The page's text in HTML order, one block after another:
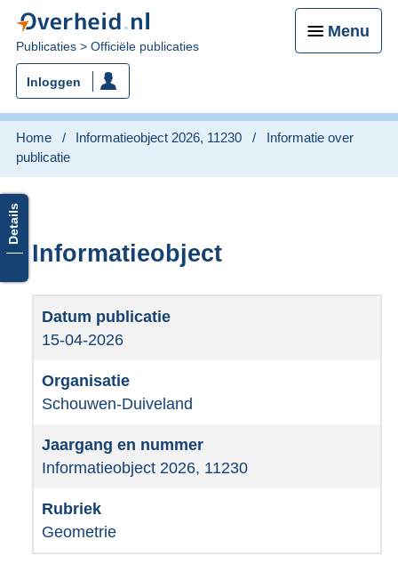
Menu
U
bent
nu
hier:
Publicaties Officiële publicaties
Inloggen
Home Informatieobject 2026, 11230
Informatie over
publicatie
Informatieobject
15-04-2026
Schouwen-Duiveland
Informatieobject 2026, 11230
Geometrie